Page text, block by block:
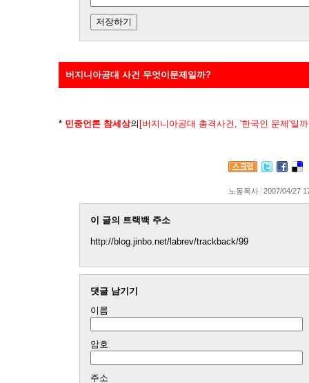
버지니아공대 사건 무엇이문제일까?
* 민중언론 참세상의 [버지니아공대 총격사건, '한국인 문제'일
노동목사 2007/04/27
이 글의 트랙백 주소
http://blog.jinbo.net/labrev/trackback/99
댓글 남기기
이름
암호
주소